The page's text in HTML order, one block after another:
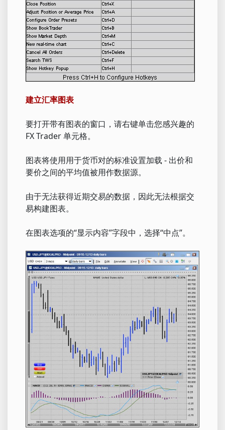
建立汇率图表
要打开带有图表的窗口，请右键单击您感兴趣的
FX Trader 单元格。
图表将使用用于货币对的标准设置加载 - 出价和
要价之间的平均值被用作数据源。
由于无法获得近期交易的数据，因此无法根据交
易构建图表。
在图表选项的“显示内容”字段中，选择“中点”。